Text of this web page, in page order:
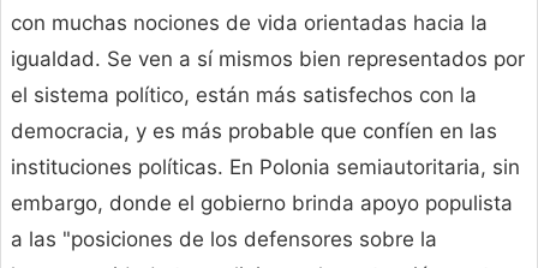
con muchas nociones de vida orientadas hacia la
igualdad. Se ven a sí mismos bien representados por
el sistema político, están más satisfechos con la
democracia, y es más probable que confíen en las
instituciones políticas. En Polonia semiautoritaria, sin
embargo, donde el gobierno brinda apoyo populista
a las "posiciones de los defensores sobre la